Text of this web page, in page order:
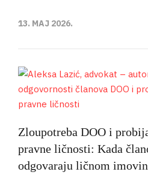
13. MAJ 2026.
Zloupotreba DOO i
pravne ličnosti: Kada
odgovaraju ličnom